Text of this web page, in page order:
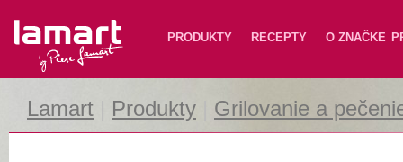
Lamart PRODUKTY RECEPTY O ZNAČKE
Lamart Produkty Grilovanie a